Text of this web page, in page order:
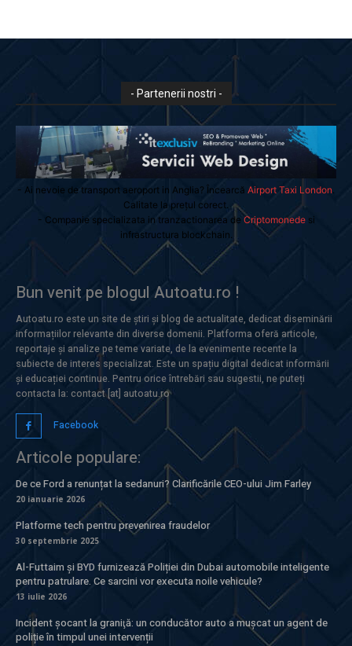
- Partenerii nostri -
- Ai nevoie de transport aeroport in Anglia? Încearcă Airport Taxi London
Calitate la prețul corect.
- Companie specializata in tranzactionarea de Criptomonedesi
infrastructura blockchain.
Bun venit pe blogul Autoatu.ro !
Autoatu.ro este un site de știri și blog de actualitate, dedicat diseminării
informațiilor relevante din diverse domenii. Platforma oferă articole,
reportaje și analize pe teme variate, de la evenimente recente la
subiecte de interes specializat. Este un spațiu digital dedicat informării
și educației continue. Pentru orice întrebări sau sugestii, ne puteți
contacta la: contact [at] autoatu.ro
Facebook
Articole populare:
De ce Ford a renunțat la sedanuri? Clarificările CEO-ului Jim Farley
20 ianuarie 2026
Platforme tech pentru prevenirea fraudelor
30 septembrie 2025
Al-Futtaim și BYD furnizează Poliției din Dubai automobile inteligente
pentru patrulare. Ce sarcini vor executa noile vehicule?
13 iulie 2026
Incident şocant la graniţă: un conducător auto a mușcat un agent de
poliție în timpul unei intervenții